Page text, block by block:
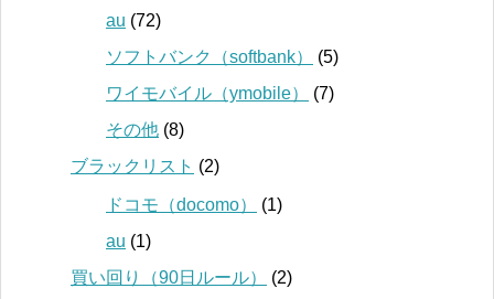
au (72)
ソフトバンク（softbank）
(5)
ワイモバイル（ymobile）
(7)
その他 (8)
ブラックリスト (2)
ドコモ（docomo）
(1)
au (1)
買い回り（90日ルール）
(2)